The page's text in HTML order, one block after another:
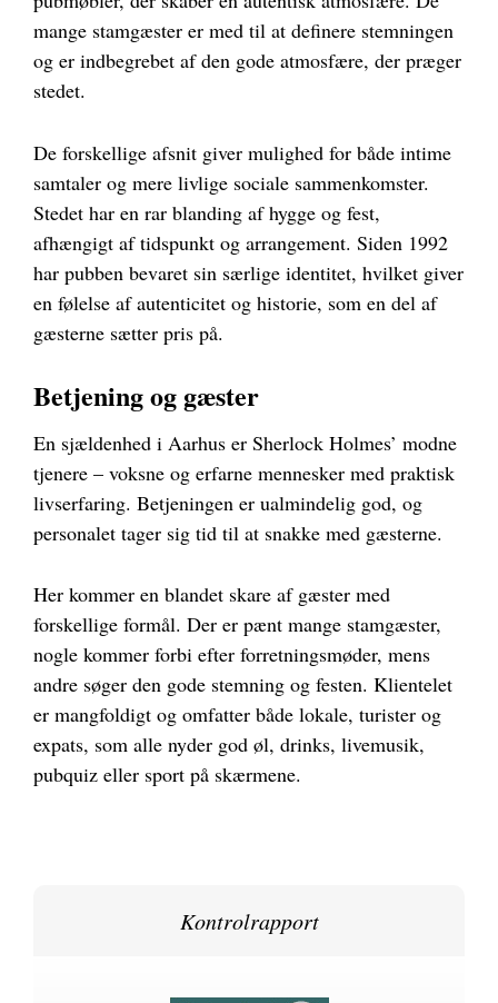
mange stamgæster er med til at definere stemningen
og er indbegrebet af den gode atmosfære, der præger
stedet.
De forskellige afsnit giver mulighed for både intime
samtaler og mere livlige sociale sammenkomster.
Stedet har en rar blanding af hygge og fest,
afhængigt af tidspunkt og arrangement. Siden 1992
har pubben bevaret sin særlige identitet, hvilket giver
en følelse af autenticitet og historie, som en del af
gæsterne sætter pris på.
Betjening og gæster
En sjældenhed i Aarhus er Sherlock Holmes’ modne
tjenere – voksne og erfarne mennesker med praktisk
livserfaring. Betjeningen er ualmindelig god, og
personalet tager sig tid til at snakke med gæsterne.
Her kommer en blandet skare af gæster med
forskellige formål. Der er pænt mange stamgæster,
nogle kommer forbi efter forretningsmøder, mens
andre søger den gode stemning og festen. Klientelet
er mangfoldigt og omfatter både lokale, turister og
expats, som alle nyder god øl, drinks, livemusik,
pubquiz eller sport på skærmene.
Kontrolrapport